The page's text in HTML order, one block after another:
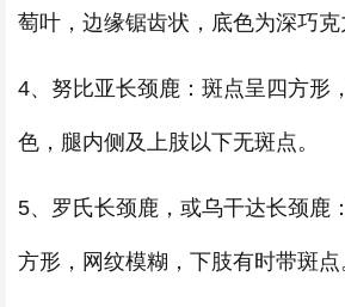
萄叶，边缘锯齿状，底色为深巧克
4、努比亚长颈鹿：斑点呈四方形
色，腿内侧及上肢以下无斑点。
5、罗氏长颈鹿，或乌干达长颈鹿
方形，网纹模糊，下肢有时带斑点